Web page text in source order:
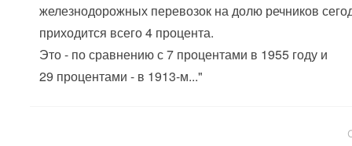
железнодорожных перевозок на долю речников
приходится всего 4 процента.
Это - по сравнению с 7 процентами в 1955 году и
29 процентами - в 1913-м..."